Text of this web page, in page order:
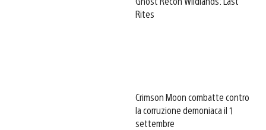
Rites
Crimson Moon combatte contro
la corruzione demoniaca il 1
settembre